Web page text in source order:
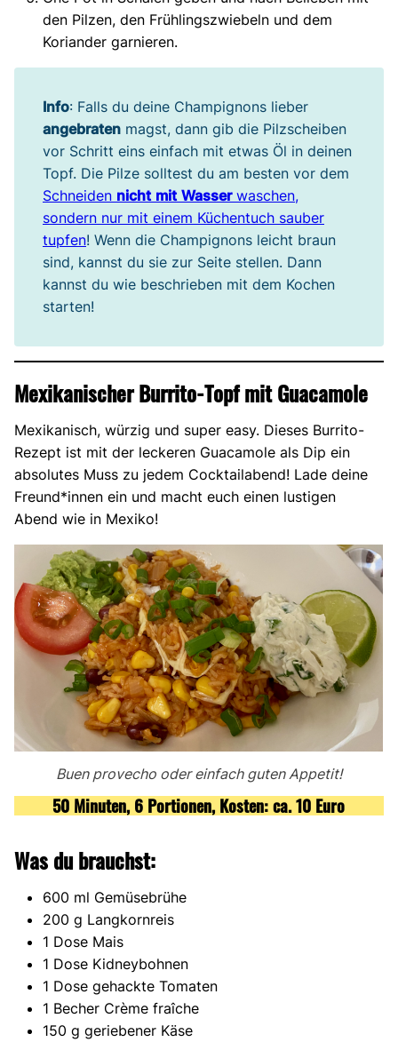
den Pilzen, den Frühlingszwiebeln und dem
Koriander garnieren.
Info: Falls du deine Champignons lieber
angebraten magst, dann gib die Pilzscheiben
vor Schritt eins einfach mit etwas Öl in deinen
Topf. Die Pilze solltest du am besten vor dem
Schneiden nicht mit Wasserwaschen,
sondern nur mit einem Küchentuch sauber
tupfen! Wenn die Champignons leicht braun
sind, kannst du sie zur Seite stellen. Dann
kannst du wie beschrieben mit dem Kochen
starten!
Mexikanischer Burrito-Topf mit Guacamole
Mexikanisch, würzig und super easy. Dieses Burrito-
Rezept ist mit der leckeren Guacamole als Dip ein
absolutes Muss zu jedem Cocktailabend! Lade deine
Freund*innen ein und macht euch einen lustigen
Abend wie in Mexiko!
Buen provecho oder einfach guten Appetit!
50 Minuten, 6 Portionen, Kosten: ca. 10 Euro
Was du brauchst:
600 ml Gemüsebrühe
200 g Langkornreis
1 Dose Mais
1 Dose Kidneybohnen
1 Dose gehackte Tomaten
1 Becher Crème fraîche
150 g geriebener Käse